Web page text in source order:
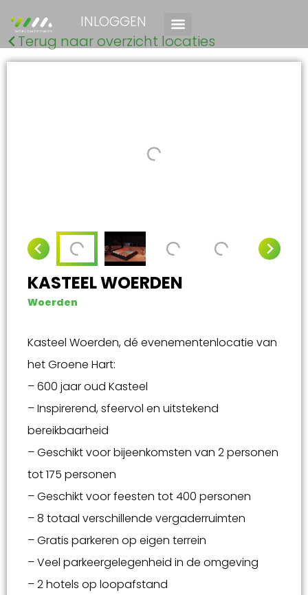
INLOGGEN
Terug naar overzicht locaties
KASTEEL WOERDEN
Woerden
Kasteel Woerden, dé evenementenlocatie van
het Groene Hart:
– 600 jaar oud Kasteel
– Inspirerend, sfeervol en uitstekend
bereikbaarheid
– Geschikt voor bijeenkomsten van 2 personen
tot 175 personen
– Geschikt voor feesten tot 400 personen
– 8 totaal verschillende vergaderruimten
– Gratis parkeren op eigen terrein
– Veel parkeergelegenheid in de omgeving
– 2 hotels op loopafstand